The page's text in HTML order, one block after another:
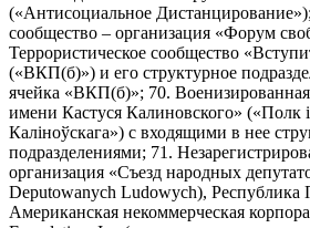
(«Антисоциальное
сообщество – организация «Форум
Террористическое сообщество
(«ВКП(б)») и его структурное
ячейка «ВКП(б)»; 70.
имени Кастуся Калиновского» («Полк
Калiноўскага») с входящими в нее
подразделениями; 71.
организация «Съезд народных
Deputowanych Ludowych), Республика
Американская некоммерческая